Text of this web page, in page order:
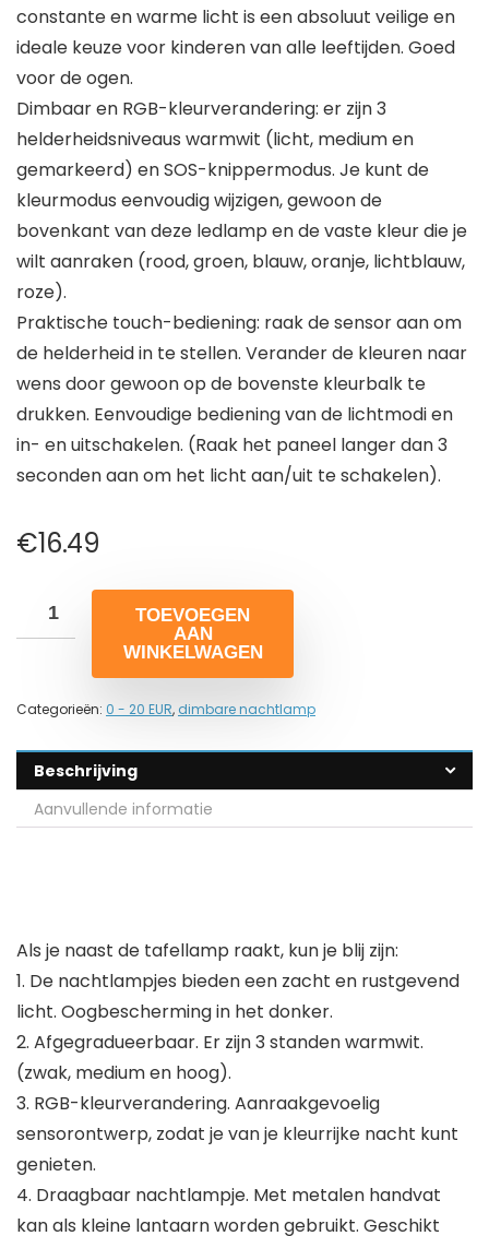
constante en warme licht is een absoluut veilige en
ideale keuze voor kinderen van alle leeftijden. Goed
voor de ogen.
Dimbaar en RGB-kleurverandering: er zijn 3
helderheidsniveaus warmwit (licht, medium en
gemarkeerd) en SOS-knippermodus. Je kunt de
kleurmodus eenvoudig wijzigen, gewoon de
bovenkant van deze ledlamp en de vaste kleur die je
wilt aanraken (rood, groen, blauw, oranje, lichtblauw,
roze).
Praktische touch-bediening: raak de sensor aan om
de helderheid in te stellen. Verander de kleuren naar
wens door gewoon op de bovenste kleurbalk te
drukken. Eenvoudige bediening van de lichtmodi en
in- en uitschakelen. (Raak het paneel langer dan 3
seconden aan om het licht aan/uit te schakelen).
€16.49
TOEVOEGEN
AAN
WINKELWAGEN
Categorieën: 0 - 20 EUR, dimbare nachtlamp
Beschrijving
Aanvullende informatie
Als je naast de tafellamp raakt, kun je blij zijn:
1. De nachtlampjes bieden een zacht en rustgevend
licht. Oogbescherming in het donker.
2. Afgegradueerbaar. Er zijn 3 standen warmwit.
(zwak, medium en hoog).
3. RGB-kleurverandering. Aanraakgevoelig
sensorontwerp, zodat je van je kleurrijke nacht kunt
genieten.
4. Draagbaar nachtlampje. Met metalen handvat
kan als kleine lantaarn worden gebruikt. Geschikt